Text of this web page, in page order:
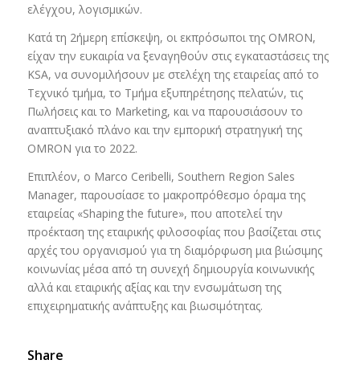
ελέγχου, λογισμικών.
Κατά τη 2ήμερη επίσκεψη, οι εκπρόσωποι της OMROΝ,
είχαν την ευκαιρία να ξεναγηθούν στις εγκαταστάσεις της
KSA, να συνομιλήσουν με στελέχη της εταιρείας από το
Τεχνικό τμήμα, το Τμήμα εξυπηρέτησης πελατών, τις
Πωλήσεις και το Marketing, και να παρουσιάσουν το
αναπτυξιακό πλάνο και την εμπορική στρατηγική της
ΟΜRΟΝ για το 2022.
Επιπλέον, ο Marco Ceribelli, Southern Region Sales
Manager, παρουσίασε το μακροπρόθεσμο όραμα της
εταιρείας «Shaping the future», που αποτελεί την
προέκταση της εταιρικής φιλοσοφίας που βασίζεται στις
αρχές του οργανισμού για τη διαμόρφωση μια βιώσιμης
κοινωνίας μέσα από τη συνεχή δημιουργία κοινωνικής
αλλά και εταιρικής αξίας και την ενσωμάτωση της
επιχειρηματικής ανάπτυξης και βιωσιμότητας.
Share